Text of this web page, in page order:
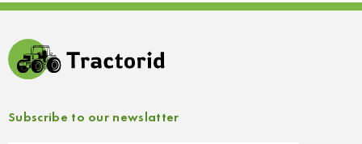
Subscribe to our newslatter